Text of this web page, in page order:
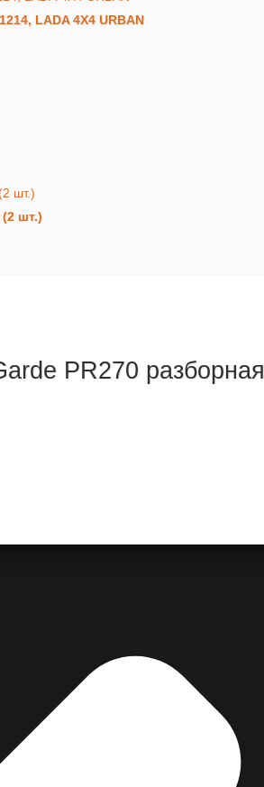
LADA 4Х4 URBAN
(2 шт.)
PR270 разборная